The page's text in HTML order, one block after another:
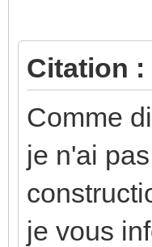
Citation :
Comme
je n'ai
je vous